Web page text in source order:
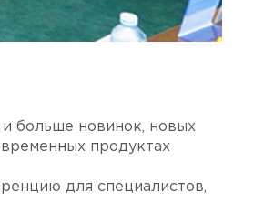
и больше новинок, новых
продуктах
для специалистов,